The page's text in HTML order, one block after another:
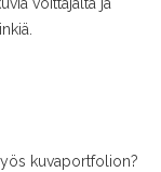
voittajalta ja
kuvaportfolion?